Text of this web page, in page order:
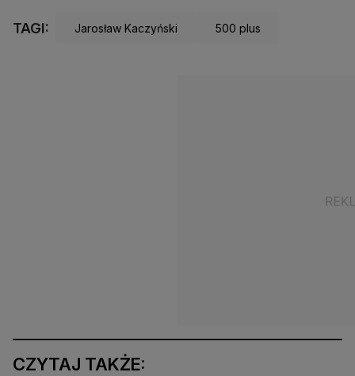
TAGI: Jarosław Kaczyński 500 plus
CZYTAJ TAKŻE: